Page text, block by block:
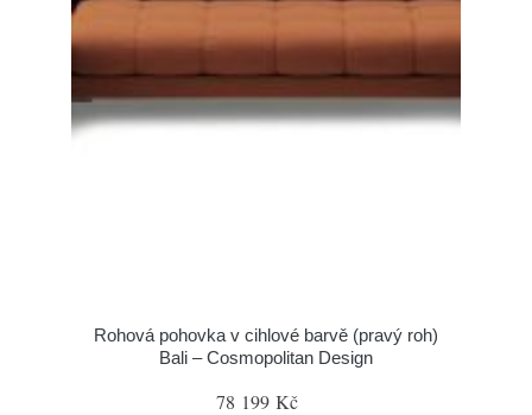
Rohová pohovka v cihlové barvě (pravý roh)
Bali – Cosmopolitan Design
78 199 Kč